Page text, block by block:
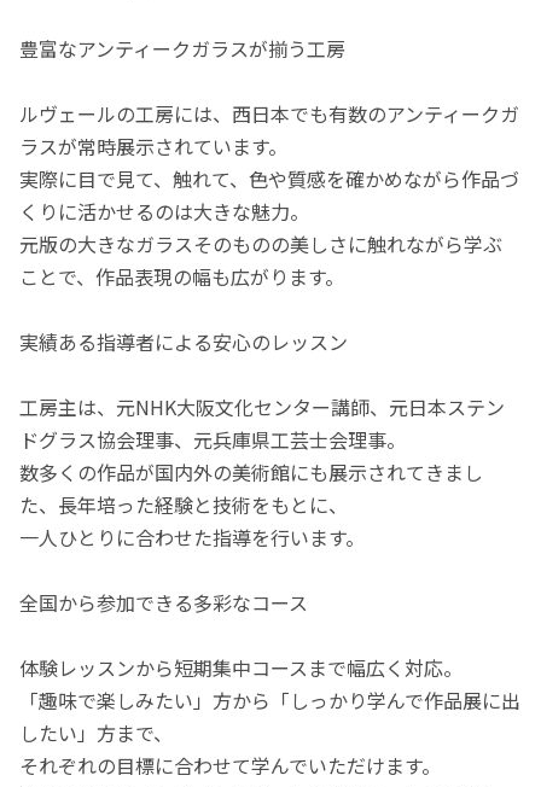
豊富なアンティークガラスが揃う工房
ルヴェールの工房には、西日本でも有数のアンティークガ
ラスが常時展示されています。
実際に目で見て、触れて、色や質感を確かめながら作品づ
くりに活かせるのは大きな魅力。
元版の大きなガラスそのものの美しさに触れながら学ぶ
ことで、作品表現の幅も広がります。
実績ある指導者による安心のレッスン
工房主は、元NHK大阪文化センター講師、元日本ステン
ドグラス協会理事、元兵庫県工芸士会理事。
数多くの作品が国内外の美術館にも展示されてきまし
た、長年培った経験と技術をもとに、
一人ひとりに合わせた指導を行います。
全国から参加できる多彩なコース
体験レッスンから短期集中コースまで幅広く対応。
「趣味で楽しみたい」方から「しっかり学んで作品展に出
したい」方まで、
それぞれの目標に合わせて学んでいただけます。